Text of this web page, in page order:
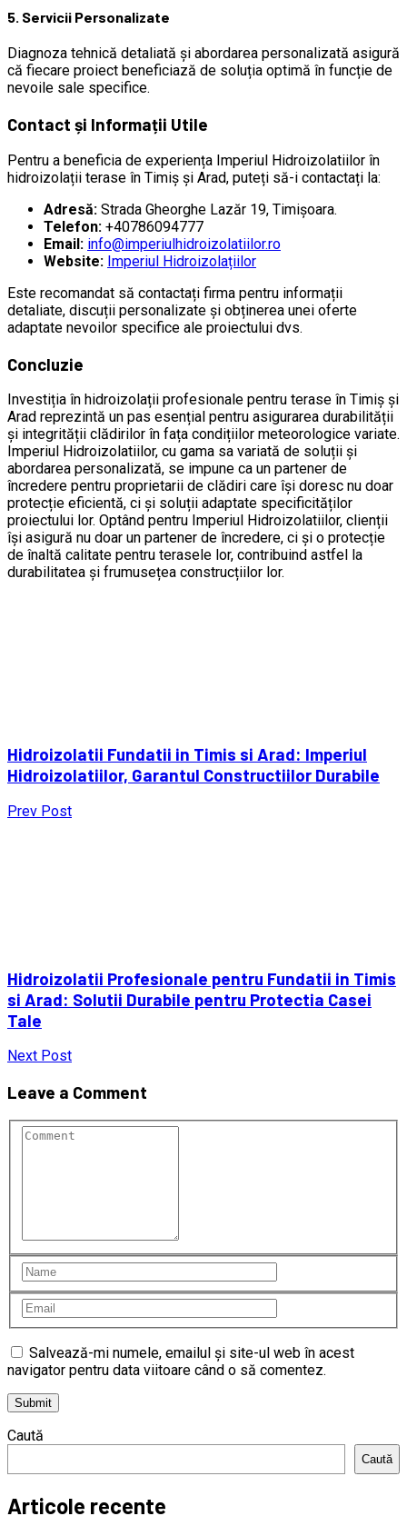
5. Servicii Personalizate
Diagnoza tehnică detaliată și abordarea personalizată asigură
că fiecare proiect beneficiază de soluția optimă în funcție de
nevoile sale specifice.
Contact și Informații Utile
Pentru a beneficia de experiența Imperiul Hidroizolatiilor în
hidroizolații terase în Timiș și Arad, puteți să-i contactați la:
Adresă: Strada Gheorghe Lazăr 19, Timișoara.
Telefon: +40786094777
Email: info@imperiulhidroizolatiilor.ro
Website: Imperiul Hidroizolațiilor
Este recomandat să contactați firma pentru informații
detaliate, discuții personalizate și obținerea unei oferte
adaptate nevoilor specifice ale proiectului dvs.
Concluzie
Investiția în hidroizolații profesionale pentru terase în Timiș și
Arad reprezintă un pas esențial pentru asigurarea durabilității
și integrității clădirilor în fața condițiilor meteorologice variate.
Imperiul Hidroizolatiilor, cu gama sa variată de soluții și
abordarea personalizată, se impune ca un partener de
încredere pentru proprietarii de clădiri care își doresc nu doar
protecție eficientă, ci și soluții adaptate specificităților
proiectului lor. Optând pentru Imperiul Hidroizolatiilor, clienții
își asigură nu doar un partener de încredere, ci și o protecție
de înaltă calitate pentru terasele lor, contribuind astfel la
durabilitatea și frumusețea construcțiilor lor.
Hidroizolatii Fundatii in Timis si Arad: Imperiul
Hidroizolatiilor, Garantul Constructiilor Durabile
Prev Post
Hidroizolatii Profesionale pentru Fundatii in Timis
si Arad: Solutii Durabile pentru Protectia Casei
Tale
Next Post
Leave a Comment
Salvează-mi numele, emailul și site-ul web în acest
navigator pentru data viitoare când o să comentez.
Caută
Caută
Articole recente